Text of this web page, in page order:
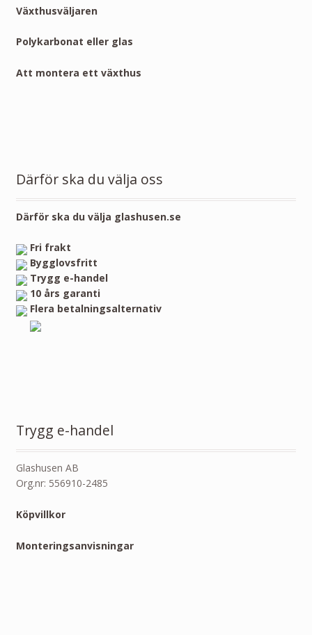
Växthusväljaren
Polykarbonat eller glas
Att montera ett växthus
Därför ska du välja oss
Därför ska du välja glashusen.se
Fri frakt
Bygglovsfritt
Trygg e-handel
10 års garanti
Flera betalningsalternativ
Trygg e-handel
Glashusen AB
Org.nr: 556910-2485
Köpvillkor
Monteringsanvisningar